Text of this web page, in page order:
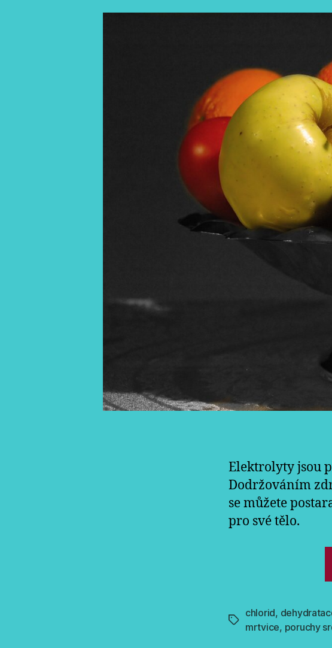
Elektrolyty jsou
Dodržováním
se můžete
pro své tělo.
Štítky
chlorid,
mrtvice, poruchy